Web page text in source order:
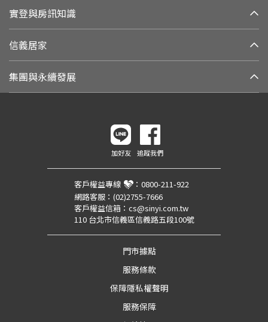
實登與房訊知識
信義居家
集團與永續發展
加好友 追蹤我們
客戶權益專線 ： 0800-211-922
網路客服： (02)2755-7666
客戶權益信箱： cs@sinyi.com.tw
110 台北市信義區信義路五段100號
門市據點
服務條款
保障隱私權聲明
服務保障